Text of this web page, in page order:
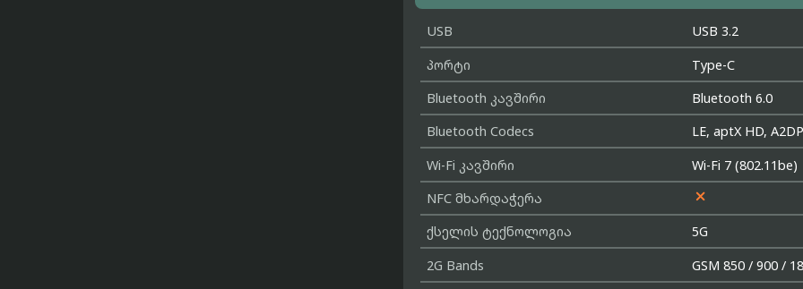
USB
USB 3.2
პორტი
Type-C
Bluetooth კავშირი
Bluetooth 6.0
Bluetooth Codecs
LE, aptX HD,
Wi-Fi კავშირი
Wi-Fi 7 (802.11be)
NFC მხარდაჭერა

ქსელის ტექნოლოგია
5G
2G Bands
GSM 850 / 900 /